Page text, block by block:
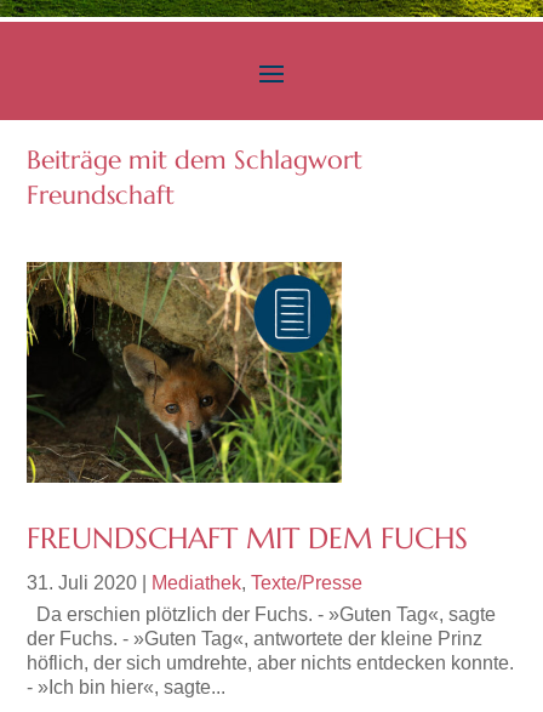
Beiträge mit dem Schlagwort
Freundschaft
FREUNDSCHAFT MIT DEM FUCHS
31. Juli 2020 Mediathek,Texte/Presse
Da erschien plötzlich der Fuchs. - »Guten Tag«, sagte
der Fuchs. - »Guten Tag«, antwortete der kleine Prinz
höflich, der sich umdrehte, aber nichts entdecken konnte.
- »Ich bin hier«, sagte...